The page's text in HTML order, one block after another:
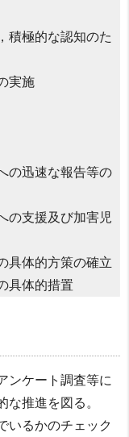
積極的な認知のた
実施
の迅速な報告等の
の支援及び加害児
具体的方策の確立
具体的措置
ンケート調査等に
な推進を図る。
いるかのチェック